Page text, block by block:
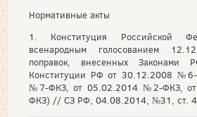
Нормативные акты
1. Конституция Российской
всенародным голосованием
поправок, внесенных
Конституции РФ от 30.12.2008
№7-ФКЗ, от 05.02.2014 №2-ФКЗ,
ФКЗ) // СЗ РФ, 04.08.2014, №31, ст.